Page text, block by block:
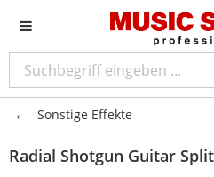
Sonstige Effekte
Radial Shotgun Guitar